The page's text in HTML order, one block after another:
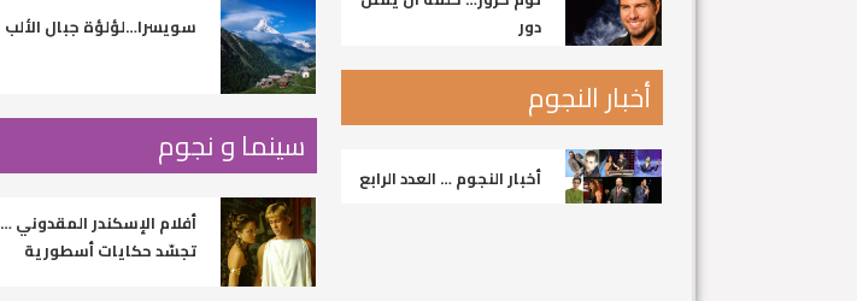
سويسرا…لؤلؤة جبال الألب
سينما و نجوم
أفلام الإسكندر المقدوني …
تجسّد حكايات أسطورية
دور
أخبار النجوم
أخبار النجوم … العدد الرابع